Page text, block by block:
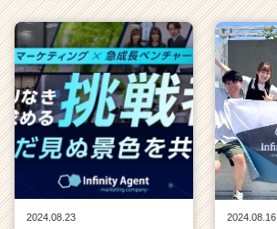
2024.08.23
2024.08.16